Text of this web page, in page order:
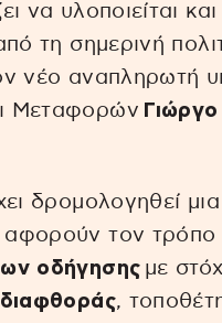
να υλοποιείται
τη σημερινή
νέο αναπληρωτή
Μεταφορών Γιώργο
δρομολογηθεί
τον τρόπο
οδήγησης με
διαφθοράς,